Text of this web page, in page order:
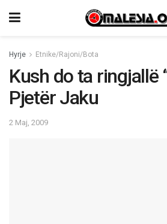
Hyrje Etnike/Rajoni/Bota
Kush do ta ringjallë
Pjetër Jaku
2 Maj, 2009